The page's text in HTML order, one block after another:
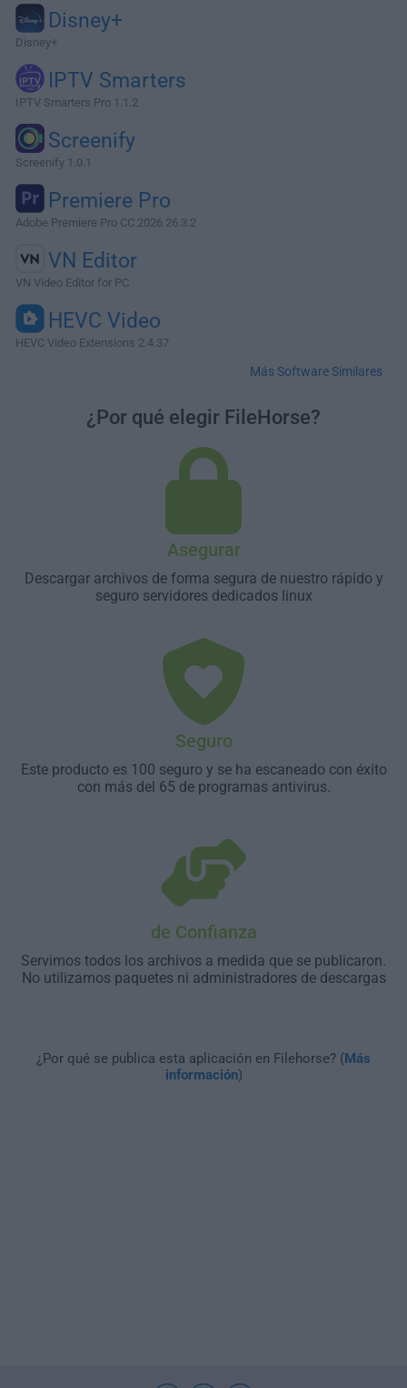
Disney+
Disney+
IPTV Smarters
IPTV Smarters Pro 1.1.2
Screenify
Screenify 1.0.1
Premiere Pro
Adobe Premiere Pro CC 2026 26.3.2
VN Editor
VN Video Editor for PC
HEVC Video
HEVC Video Extensions 2.4.37
Más Software Similares
¿Por qué elegir FileHorse?
Asegurar
Descargar archivos de forma segura de nuestro rápido y
seguro servidores dedicados linux
Seguro
Este producto es 100 seguro y se ha escaneado con éxito
con más del 65 de programas antivirus.
de Confianza
Servimos todos los archivos a medida que se publicaron.
No utilizamos paquetes ni administradores de descargas
¿Por qué se publica esta aplicación en Filehorse? (Más
información)